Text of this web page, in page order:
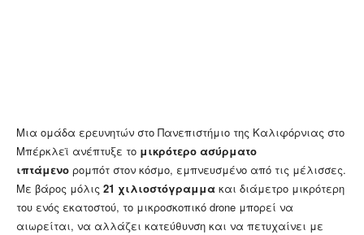
Μια ομάδα ερευνητών στο Πανεπιστήμιο της Καλιφόρνιας στο
Μπέρκλεϊ ανέπτυξε το μικρότερο ασύρματο
ιπτάμενο ρομπότ στον κόσμο, εμπνευσμένο από τις μέλισσες.
Με βάρος μόλις 21 χιλιοστόγραμμα και διάμετρο μικρότερη
του ενός εκατοστού, το μικροσκοπικό drone μπορεί να
αιωρείται, να αλλάζει κατεύθυνση και να πετυχαίνει με